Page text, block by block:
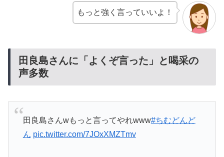
もっと強く言っていいよ！
田良島さんに「よくぞ言った」と喝采の
声多数
田良島さんwもっと言ってやれwww#ちむどんど
ん pic.twitter.com/7JOxXMZTmv